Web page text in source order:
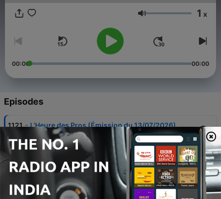
Volume 1 x
00:00 00:00
Episodes
1121 - L'Heure des Pros (Émission du 13/07/2026)
13 Jul 2026
1120 L'Heure des Pros (Émission du 09/07/2026)
09 Jul 2026
1119 - L'Heure des Pros (Émission du 08/07/2026)